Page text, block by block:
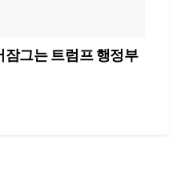
그는 트럼프 행정부